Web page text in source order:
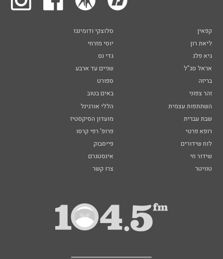
קפאין
סלוצקי ודומינגז
ליאת רון
יוסי מזרחי
גיא פלג
גדי נס
אראל סג"ל
שניים עד ארבע
בריזה
ספורט
זהר צפוני
באים בטוב
השתתפות עצמית
הללי אורגינל
שבת עברית
מועדון הסיקסטיז
רופא פרטי
פרופ' רפי קרסו
לוח שידורים
פייסבוק
שידור חי
אינסטגרם
טוויטר
צרו קשר